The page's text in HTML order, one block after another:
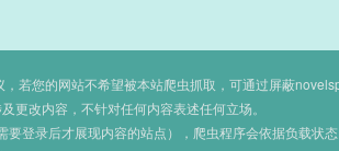
若您的网站不希望被本站爬虫抓取，可通过屏蔽
更改内容，不针对任何内容表述任何立场。
登录后才展现内容的站点），爬虫程序会依据负载状态